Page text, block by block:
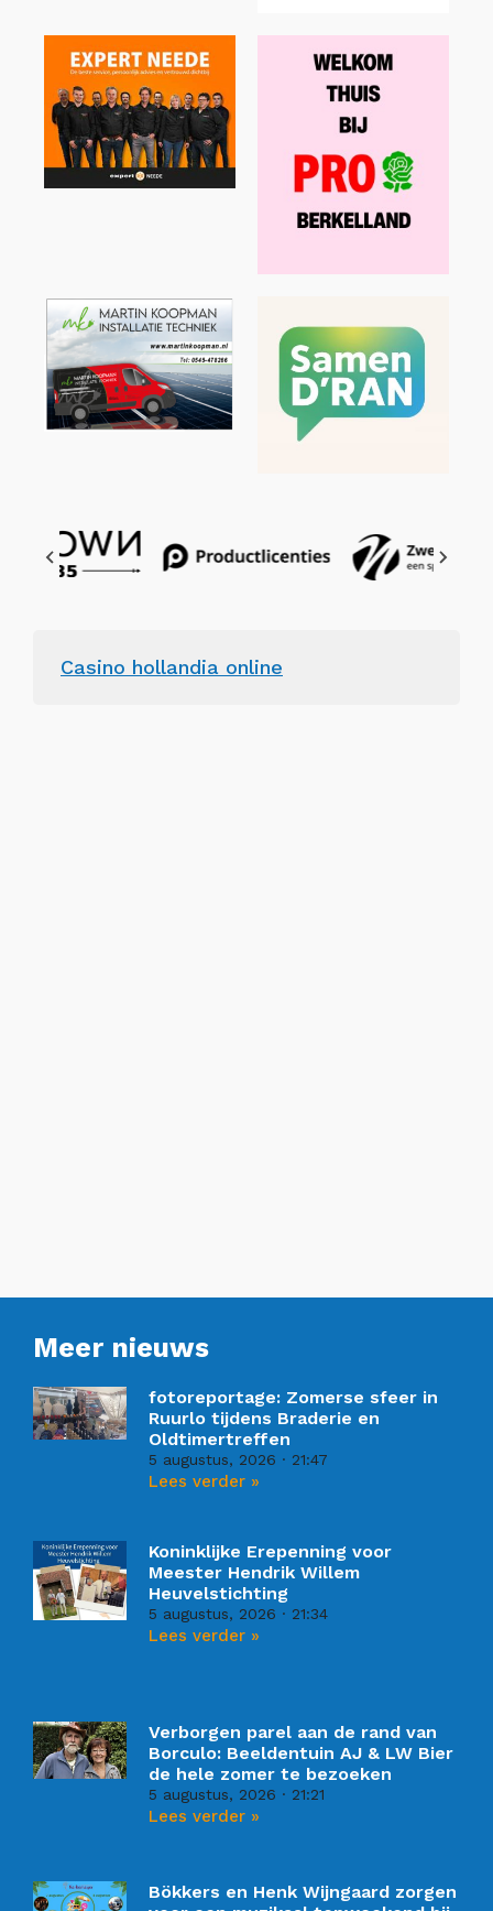
Casino hollandia online
Meer nieuws
fotoreportage: Zomerse sfeer in
Ruurlo tijdens Braderie en
Oldtimertreffen
5 augustus, 2026 21:47
Lees verder »
Koninklijke Erepenning voor
Meester Hendrik Willem
Heuvelstichting
5 augustus, 2026 21:34
Lees verder »
Verborgen parel aan de rand van
Borculo: Beeldentuin AJ & LW Bier
de hele zomer te bezoeken
5 augustus, 2026 21:21
Lees verder »
Bökkers en Henk Wijngaard zorgen